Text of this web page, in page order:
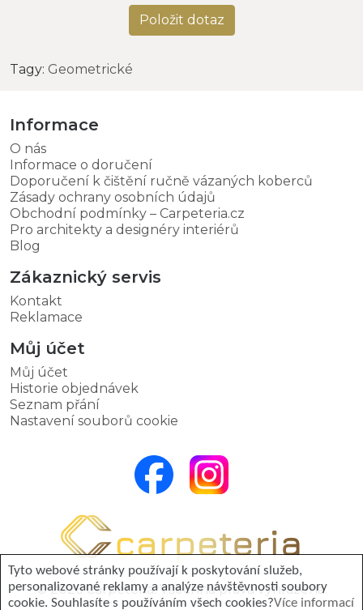
Položit dotaz
Tagy: Geometrické
Informace
O nás
Informace o doručení
Doporučení k čištění ručně vázaných koberců
Zásady ochrany osobních údajů
Obchodní podmínky – Carpeteria.cz
Pro architekty a designéry interiérů
Blog
Zákaznický servis
Kontakt
Reklamace
Můj účet
Můj účet
Historie objednávek
Seznam přání
Nastavení souborů cookie
© 2026 Carpeteria. Všechna práva vyhrazena.
Tyto webové stránky používají k poskytování služeb,
personalizované reklamy a analýze návštěvnosti soubory
cookie. Souhlasíte s používáním všech cookies?Více informací